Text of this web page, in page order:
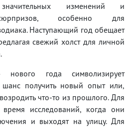
изменений и
особенно для
Наступающий год обещает
свежий холст для личной
года символизирует
шанс получить новый опыт или,
что-то из прошлого. Для
исследований, когда они
и выходят на улицу. Для